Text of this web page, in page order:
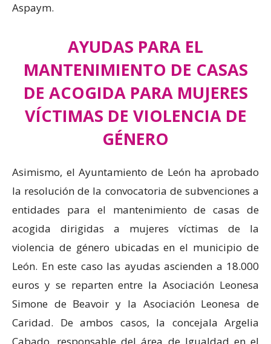
Aspaym.
AYUDAS PARA EL
MANTENIMIENTO DE CASAS
DE ACOGIDA PARA MUJERES
VÍCTIMAS DE VIOLENCIA DE
GÉNERO
Asimismo, el Ayuntamiento de León ha aprobado
la resolución de la convocatoria de subvenciones a
entidades para el mantenimiento de casas de
acogida dirigidas a mujeres víctimas de la
violencia de género ubicadas en el municipio de
León. En este caso las ayudas ascienden a 18.000
euros y se reparten entre la Asociación Leonesa
Simone de Beavoir y la Asociación Leonesa de
Caridad. De ambos casos, la concejala Argelia